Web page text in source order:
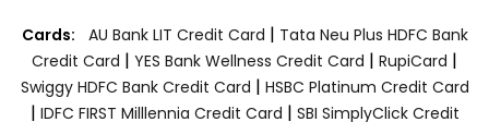
Cards: AU Bank LIT Credit Card | Tata Neu Plus HDFC Bank
Credit Card | YES Bank Wellness Credit Card | RupiCard |
Swiggy HDFC Bank Credit Card | HSBC Platinum Credit Card
| IDFC FIRST Milllennia Credit Card | SBI SimplyClick Credit